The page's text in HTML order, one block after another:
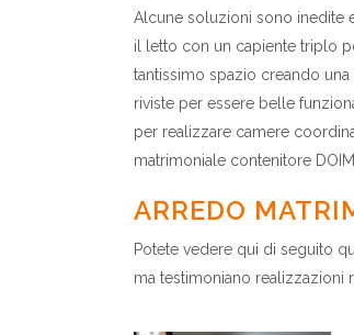
Alcune soluzioni sono inedite
il letto con un capiente triplo
tantissimo spazio creando
riviste per essere belle
per realizzare camere
matrimoniale contenitore
ARREDO
Potete vedere qui di seguito
ma testimoniano realizzazioni